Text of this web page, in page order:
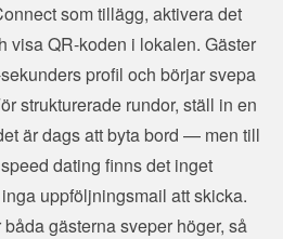
som tillägg, aktivera det
visa QR-koden i lokalen. Gäster
profil och börjar svepa
strukturerade rundor, ställ in en
är dags att byta bord — men till
dating finns det inget
uppföljningsmail att skicka.
gästerna sveper höger, så